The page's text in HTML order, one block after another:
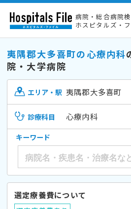
病院・総合病院
ホスピタルズ・
夷隅郡大多喜町の心療内科
院・大学病院
エリア・駅 夷隅郡大多喜町
診療科目 心療内科
キーワード
選定療養費について